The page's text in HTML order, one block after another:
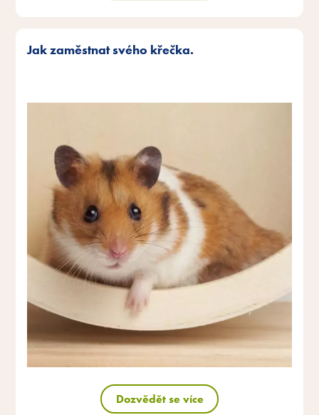
Jak zaměstnat svého křečka.
Dozvědět se více